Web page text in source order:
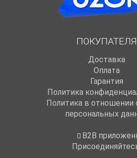
Доставка
Оплата
Гарантия
Политика
Политика в отношении
персональных
B2B